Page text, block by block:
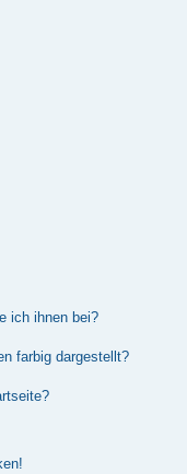
ich ihnen bei?
farbig dargestellt?